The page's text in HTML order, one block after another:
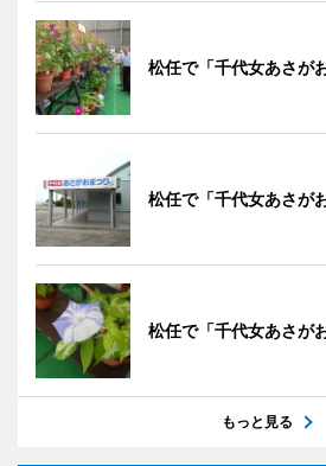
松任で「千代女あさが
松任で「千代女あさが
松任で「千代女あさが
もっと見る